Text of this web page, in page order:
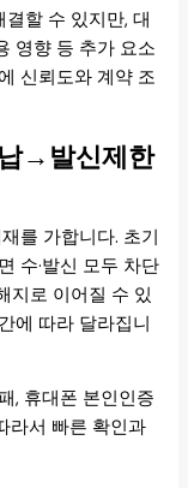
할 수 있지만, 대
영향 등 추가 요소
신뢰도와 계약 조
→발신제한
를 가합니다. 초기
수·발신 모두 차단
지로 이어질 수 있
에 따라 달라집니
, 휴대폰 본인인증
라서 빠른 확인과